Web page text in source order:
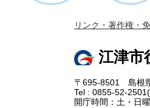
リンク・著作権・
江津市
〒695-8501 島根
Tel : 0855-52-
開庁時間：土・日